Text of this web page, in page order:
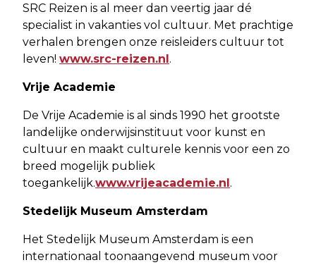
SRC Reizen is al meer dan veertig jaar dé
specialist in vakanties vol cultuur. Met prachtige
verhalen brengen onze reisleiders cultuur tot
leven! www.src-reizen.nl.
Vrije Academie
De Vrije Academie is al sinds 1990 het grootste
landelijke onderwijsinstituut voor kunst en
cultuur en maakt culturele kennis voor een zo
breed mogelijk publiek
toegankelijk.www.vrijeacademie.nl.
Stedelijk Museum Amsterdam
Het Stedelijk Museum Amsterdam is een
internationaal toonaangevend museum voor